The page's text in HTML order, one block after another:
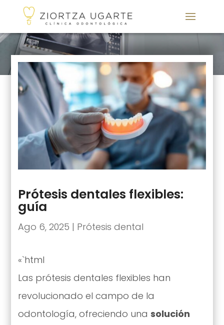
Prótesis dentales flexibles:
guía
Ago 6, 2025 | Prótesis dental
«`html
Las prótesis dentales flexibles han
revolucionado el campo de la
odontología, ofreciendo una solución